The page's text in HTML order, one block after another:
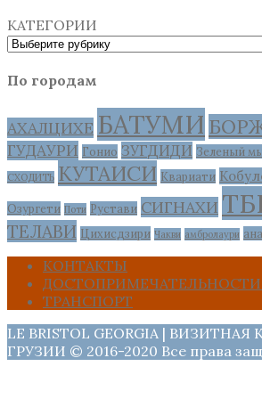
КАТЕГОРИИ
По городам
АХАЛЦИХЕ БАТУМИ
ГУДАУРИ Гонио ЗУГДИДИ Зеленый
СХОДИТЬ КУТАИСИ Квариати
Озургети Поти Рустави СИГНАХИ
ТЕЛАВИ Цихисдзири Чакви амбролаури
КОНТАКТЫ
ДОСТОПРИМЕЧАТЕЛЬНОСТИ
ТРАНСПОРТ
LE BRISTOL GEORGIA |
ГРУЗИИ © 2016-2020 Все права